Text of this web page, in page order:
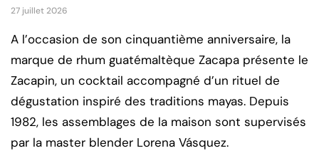
27 juillet 2026
A l’occasion de son cinquantième anniversaire, la
marque de rhum guatémaltèque Zacapa présente le
Zacapin, un cocktail accompagné d’un rituel de
dégustation inspiré des traditions mayas. Depuis
1982, les assemblages de la maison sont supervisés
par la master blender Lorena Vásquez.